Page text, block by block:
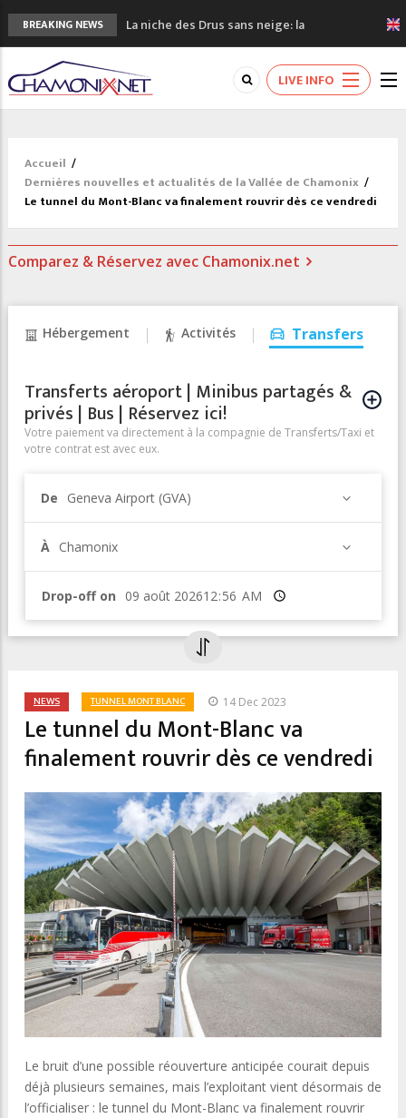
BREAKING NEWS
La niche des Drus sans neige: la
sécheresse en haute montagne
3 bonnes raisons pour visiter le nouveau
Musée du Mont-Blanc
Accidents en montagne: 3 personnes sont
à pied à Chamonix
3eme Chamonix Vallée Classics Festival
LIVE INFO
Accueil /
Dernières nouvelles et actualités de la Vallée de Chamonix /
Le tunnel du Mont-Blanc va finalement rouvrir dès ce vendredi
Comparez & Réservez avec Chamonix.net
Hébergement Activités Transfers
Transferts aéroport | Minibus partagés &
privés | Bus | Réservez ici!
Votre paiement va directement à la compagnie de Transferts/Taxi et
votre contrat est avec eux.
De Geneva Airport (GVA)
À Chamonix
Drop-off on Heure
NEWS TUNNEL MONT BLANC 14 Dec 2023
Le tunnel du Mont-Blanc va
finalement rouvrir dès ce vendredi
Le bruit d’une possible réouverture anticipée courait depuis
déjà plusieurs semaines, mais l’exploitant vient désormais de
l’officialiser : le tunnel du Mont-Blanc va finalement rouvrir